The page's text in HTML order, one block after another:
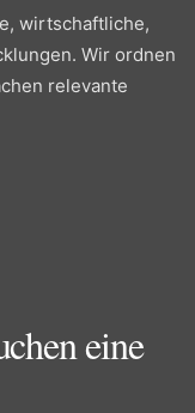
wirtschaftliche,
Wir ordnen
relevante
eine